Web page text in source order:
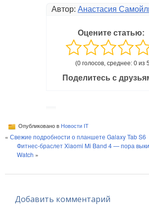
Автор: Анастасия
Оцените статью:
(0 голосов, среднее: 0 из
Поделитесь с
Опубликовано в Новости IT
« Свежие подробности о планшете Galaxy Tab S6
Фитнес-браслет Xiaomi Mi Band 4 — пора
Watch »
Добавить комментарий